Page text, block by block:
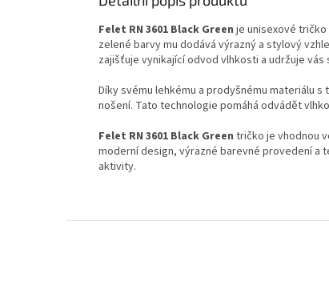
Felet RN 3601 Black Green je unisexové
zelené barvy mu dodává výrazný a stylový
zajišťuje vynikající odvod vlhkosti a udržuje
Díky svému lehkému a prodyšnému materiálu s
nošení. Tato technologie pomáhá odvádět
Felet RN 3601 Black Green tričko je vhodnou
moderní design, výrazné barevné provedení a
aktivity.